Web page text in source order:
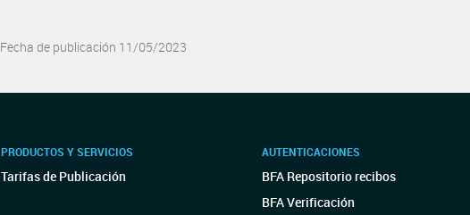
Fecha de publicación 11/05/2023
PRODUCTOS Y SERVICIOS
Tarifas de Publicación
AUTENTICACIONES
BFA Repositorio recibos
BFA Verificación